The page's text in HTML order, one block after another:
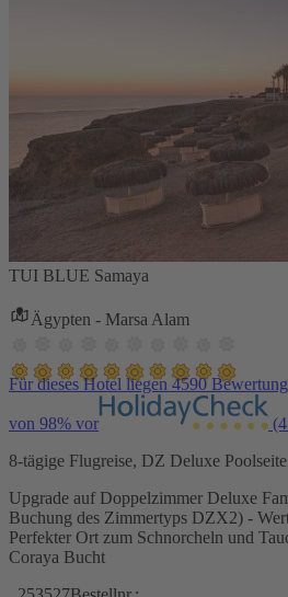
TUI BLUE Samaya
Ägypten - Marsa Alam
Für dieses Hotel liegen 4590
von 98% vor
8-tägige Flugreise, DZ Deluxe
Upgrade auf Doppelzimmer Deluxe
Buchung des Zimmertyps DZX2) -
Perfekter Ort zum Schnorcheln und
Coraya Bucht